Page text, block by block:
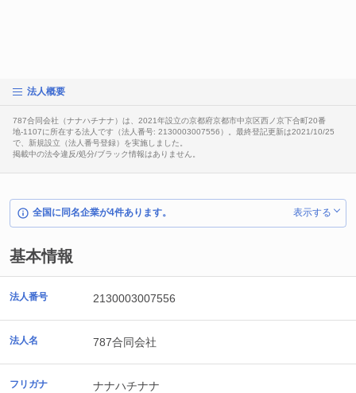
法人概要
787合同会社（ナナハチナナ）は、2021年設立の京都府京都市中京区西ノ京下合町20番
地-1107に所在する法人です（法人番号: 2130003007556）。最終登記更新は2021/10/25
で、新規設立（法人番号登録）を実施しました。
掲載中の法令違反/処分/ブラック情報はありません。
全国に同名企業が4件あります。 表示する
基本情報
法人番号 2130003007556
法人名 787合同会社
フリガナ ナナハチナナ